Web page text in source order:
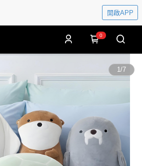
開啟APP
0
1/7